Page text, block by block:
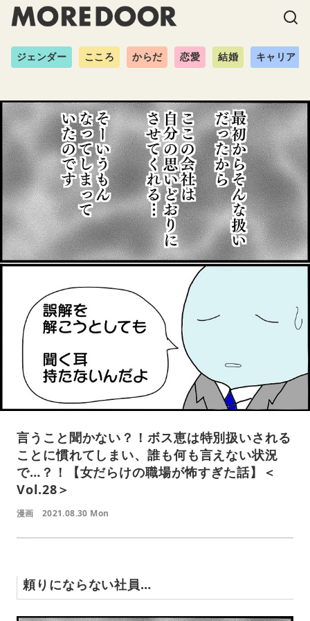
ジェンダー こころ からだ 恋愛 結婚 キャリア
言うこと聞かない？！ボス恵は特別扱いされる
ことに慣れてしまい、誰も何も言えない状況
で…？！【女だらけの職場が怖すぎた話】＜
Vol.28＞
漫画 2021.08.30 Mon
頼りにならない社員…